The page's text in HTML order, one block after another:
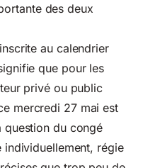
des deux
au calendrier
que pour les
privé ou public
mercredi 27 mai est
question du congé
régie